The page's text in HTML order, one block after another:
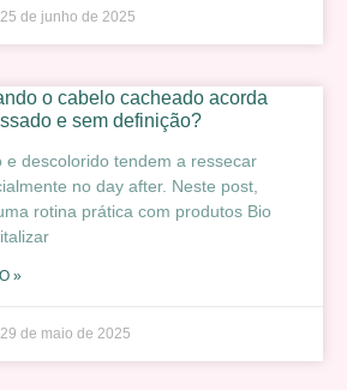
25 de junho de 2025
o cabelo cacheado acorda
e sem definição?
e descolorido tendem a ressecar
no day after. Neste post,
rotina prática com produtos Bio
»
29 de maio de 2025